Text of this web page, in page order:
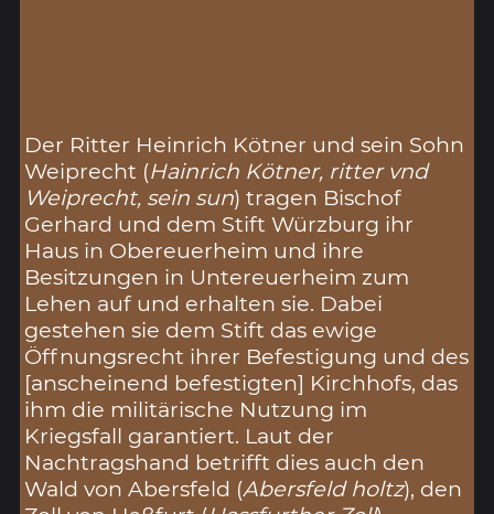
Der Ritter Heinrich Kötner und sein Sohn
Weiprecht (Hainrich Kötner, ritter vnd
Weiprecht, sein sun) tragen Bischof
Gerhard und dem Stift Würzburg ihr
Haus in Obereuerheim und ihre
Besitzungen in Untereuerheim zum
Lehen auf und erhalten sie. Dabei
gestehen sie dem Stift das ewige
Öffnungsrecht ihrer Befestigung und des
[anscheinend befestigten] Kirchhofs, das
ihm die militärische Nutzung im
Kriegsfall garantiert. Laut der
Nachtragshand betrifft dies auch den
Wald von Abersfeld (Abersfeld holtz), den